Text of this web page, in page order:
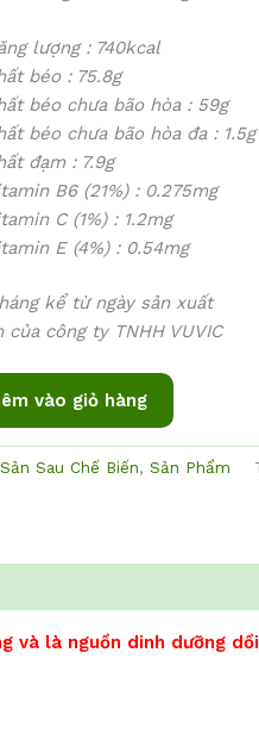
: 740kcal
: 75.8g
chưa bão hòa : 59g
chưa bão hòa đa : 1.5g
: 7.9g
B6 (21%) : 0.275mg
C (1%) : 1.2mg
E (4%) : 0.54mg
kể từ ngày sản xuất
của công ty TNHH VUVIC
vào giỏ hàng
Sau Chế Biến, Sản Phẩm
và là nguồn dinh dưỡng